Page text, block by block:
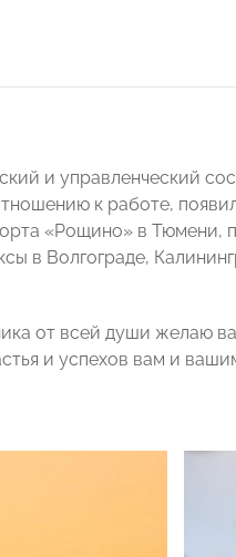
и управленческий
к работе,
«Рощино» в Тюмени,
в Волгограде,
от всей души желаю
и успехов вам и